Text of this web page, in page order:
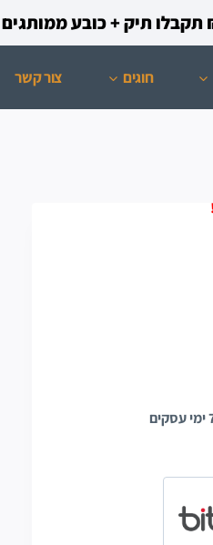
חוגים צור קשר